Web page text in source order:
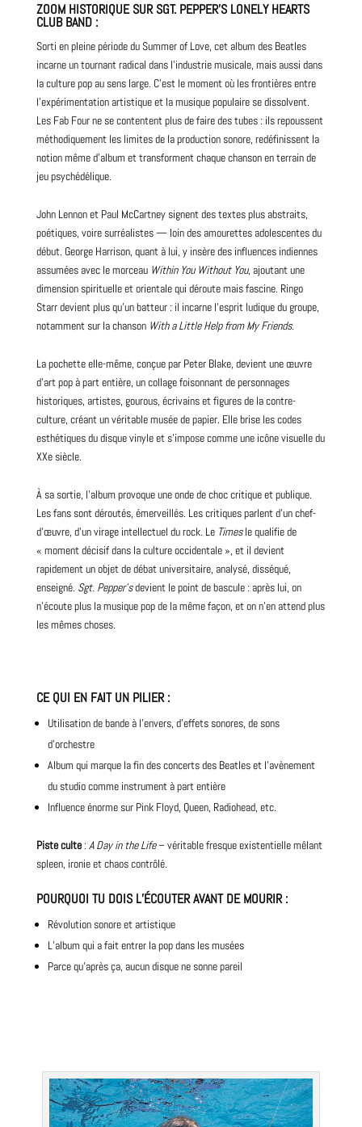
ZOOM HISTORIQUE SUR SGT. PEPPER’S LONELY HEARTS
CLUB BAND :
Sorti en pleine période du Summer of Love, cet album des Beatles
incarne un tournant radical dans l’industrie musicale, mais aussi dans
la culture pop au sens large. C’est le moment où les frontières entre
l’expérimentation artistique et la musique populaire se dissolvent.
Les Fab Four ne se contentent plus de faire des tubes : ils repoussent
méthodiquement les limites de la production sonore, redéfinissent la
notion même d’album et transforment chaque chanson en terrain de
jeu psychédélique.
John Lennon et Paul McCartney signent des textes plus abstraits,
poétiques, voire surréalistes — loin des amourettes adolescentes du
début. George Harrison, quant à lui, y insère des influences indiennes
assumées avec le morceau Within You Without You, ajoutant une
dimension spirituelle et orientale qui déroute mais fascine. Ringo
Starr devient plus qu’un batteur : il incarne l’esprit ludique du groupe,
notamment sur la chanson With a Little Help from MyFriends.
La pochette elle-même, conçue par Peter Blake, devient une œuvre
d’art pop à part entière, un collage foisonnant de personnages
historiques, artistes, gourous, écrivains et figures de la contre-
culture, créant un véritable musée de papier. Elle brise les codes
esthétiques du disque vinyle et s’impose comme une icône visuelle du
XXe siècle.
À sa sortie, l’album provoque une onde de choc critique et publique.
Les fans sont déroutés, émerveillés. Les critiques parlent d’un chef-
d’œuvre, d’un virage intellectuel du rock. Le Timesle qualifie de
« moment décisif dans la culture occidentale », et il devient
rapidement un objet de débat universitaire, analysé, disséqué,
enseigné. Sgt. Pepper’sdevient le point de bascule : après lui, on
n’écoute plus la musique pop de la même façon, et on n’en attend plus
les mêmes choses.
CE QUI EN FAIT UN PILIER:
Utilisation de bande à l’envers, d’effets sonores, de sons
d’orchestre
Album qui marque la fin des concerts des Beatles et l’avènement
du studio comme instrument à part entière
Influence énorme sur Pink Floyd, Queen, Radiohead, etc.
Piste culte: A Day in the Life– véritable fresque existentielle mêlant
spleen, ironie et chaos contrôlé.
POURQUOI TU DOIS L’ÉCOUTER AVANT DE MOURIR:
Révolution sonore et artistique
L’album qui a fait entrer la pop dans les musées
Parce qu’après ça, aucun disque ne sonne pareil